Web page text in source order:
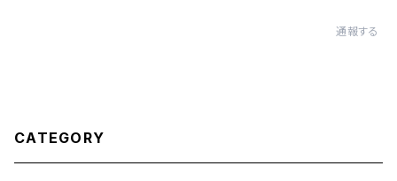
通報する
CATEGORY